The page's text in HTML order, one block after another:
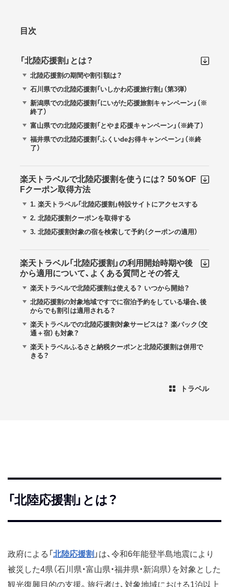
目次
「北陸応援割」とは？
北陸応援割の期間や割引額は？
石川県での北陸応援割「いしかわ応援旅行割」（第3弾）
新潟県での北陸応援割「にいがた応援旅割キャンペーン」（※
終了）
富山県での北陸応援割「とやま応援キャンペーン」（※終了）
福井県での北陸応援割「ふくいdeお得キャンペーン」（※終
了）
楽天トラベルで北陸応援割を使うには？ 50％OF
Fクーポン取得方法
1. 楽天トラベル「北陸応援割」特設サイトにアクセスする
2. 北陸応援割クーポンを取得する
3. 北陸応援割対象の宿を検索して予約（クーポンの適用）
楽天トラベル「北陸応援割」の利用開始時期や後
から適用について、よくある質問とその答え
楽天トラベルで北陸応援割は使える？ いつから開始？
北陸応援割の対象地域ですでに宿泊予約をしている場合、後
からでも割引は適用される？
楽天トラベルでの北陸応援割対象サービスは？ 楽パック（交
通＋宿）も対象？
楽天トラベルふるさと納税クーポンと北陸応援割は併用で
きる？
トラベル
「北陸応援割」とは？
政府による「 北陸応援割 」は、令和6年能登半島地震により
被災した4県（石川県・富山県・福井県・新潟県）を対象とした
観光復興目的の支援。旅行者は、対象地域における1泊以上